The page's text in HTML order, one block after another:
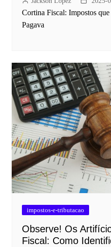
Cortina Fiscal: Impostos
Pagava
impostos-e-tributacao
Observe! Os
Fiscal: Como